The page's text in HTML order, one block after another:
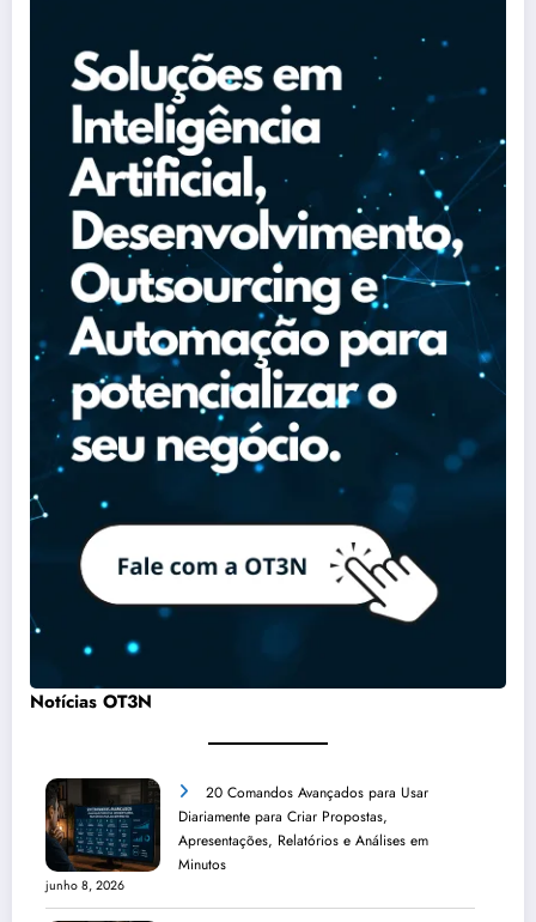
Notícias OT3N
20 Comandos Avançados para Usar
Diariamente para Criar Propostas,
Apresentações, Relatórios e Análises em
Minutos
junho 8, 2026